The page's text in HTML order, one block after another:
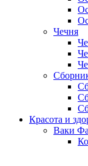
Чечня
Красота и
Ваки